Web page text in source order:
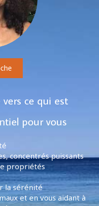
vers ce qui est
pour vous
concentrés puissants
propriétés
la sérénité
et en vous aidant à